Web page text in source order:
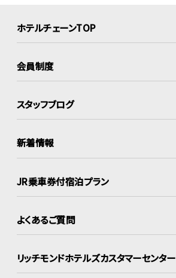
ホテルチェーンTOP
会員制度
スタッフブログ
新着情報
JR乗車券付宿泊プラン
よくあるご質問
リッチモンドホテルズカスタマーセンター